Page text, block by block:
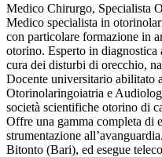
Medico Chirurgo, Specialista
Medico specialista in
con particolare formazione in
otorino. Esperto in diagnostica
cura dei disturbi di orecchio,
Docente universitario abilitato
Otorinolaringoiatria e
società scientifiche otorino di
Offre una gamma completa di
strumentazione
Bitonto (Bari), ed esegue